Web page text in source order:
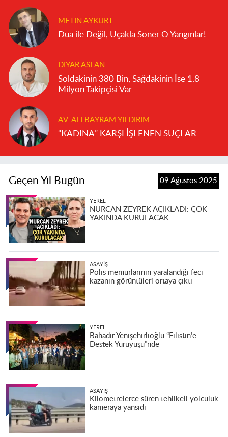
METIN AYKURT
Dua ile Değil, Uçakla Söner O Yangınlar!
DIYAR ASLAN
Soldakinin 380 Bin, Sağdakinin İse 1.8
Milyon Takipçisi Var
AV. ALI BAYRAM YILDIRIM
“KADINA” KARŞI İŞLENEN SUÇLAR
Geçen Yıl Bugün 09 Ağustos 2025
YEREL
NURCAN ZEYREK AÇIKLADI: ÇOK
YAKINDA KURULACAK
ASAYIŞ
Polis memurlarının yaralandığı feci
kazanın görüntüleri ortaya çıktı
YEREL
Bahadır Yenişehirlioğlu “Filistin’e
Destek Yürüyüşü”nde
ASAYIŞ
Kilometrelerce süren tehlikeli yolculuk
kameraya yansıdı